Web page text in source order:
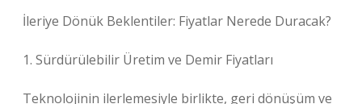
İleriye Dönük Beklentiler: Fiyatlar Nerede Duracak?
1. Sürdürülebilir Üretim ve Demir Fiyatları
Teknolojinin ilerlemesiyle birlikte, geri dönüşüm ve